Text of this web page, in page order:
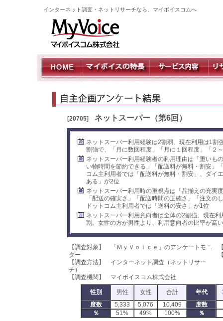
インターネット調査・ネットリサーチなら、マイボイスコムへ
[20705] ネットスーパー（第6回）
ネットスーパー利用経験は2割弱、現在利用は1割
割強で、「月に数回程度」「月に１回程度」「２
ネットスーパー利用経験者の利用理由は「重いも
い物時間を節約できる」「配送料が無料・割安」
コム主利用者では「配送料が無料・割安」、ダイ
ある」が2位
ネットスーパー利用時の重視点は「品揃えの充実
「配送の確実さ」「配送時間の正確さ」「注文
ドットコム主利用者では「送料の安さ」が1位
ネットスーパー利用意向者は全体の2割強、現在
割。女性の方が男性より、利用意向者の比率が高い
【調査対象】 「ＭｙＶｏｉｃｅ」のアンケートモニ
ター
【調査方法】 インターネット調査（ネットリサー
チ）
【調査機関】 マイボイスコム株式会社
性別 男性 女性 合計 年代
度数
5,333 5,076 10,409
度数
％
51% 49% 100% ％